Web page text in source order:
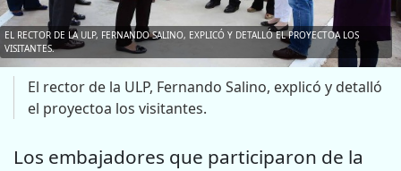
EL RECTOR DE LA ULP, FERNANDO SALINO, EXPLICÓ Y DETALLÓ EL PROYECTOA LOS
VISITANTES.
El rector de la ULP, Fernando Salino, explicó y detalló
el proyectoa los visitantes.
Los embajadores que participaron de la